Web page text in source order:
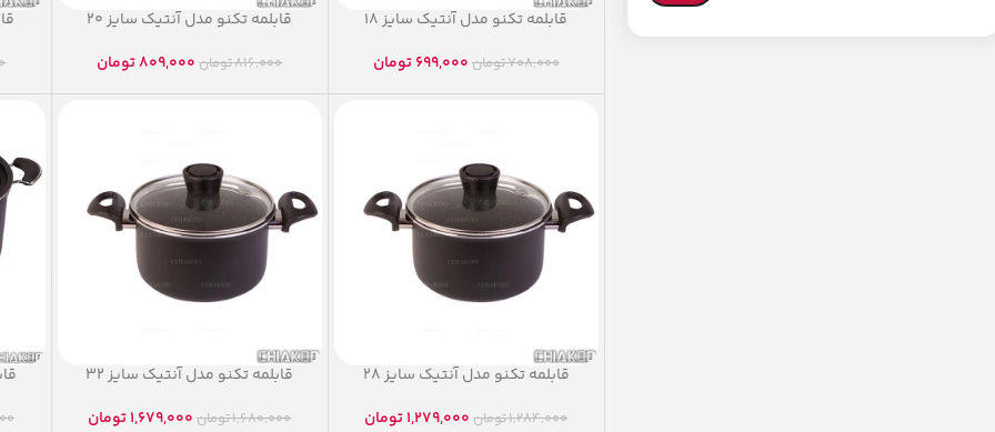
‫قابلمه تکنو مدل آنتیک سایز ۱۸‬‏
708,000تومان 699,000تومان
‫قابلمه تکنو مدل آنتیک سایز ۲۰‬‏
816,000تومان 809,000تومان
‫قابلمه تکنو مدل آنتیک سایز ۲۸‬‏
1,284,000تومان 1,279,000تومان
‫قابلمه تکنو مدل آنتیک سایز ۳۲‬‏
1,680,000تومان 1,679,000تومان